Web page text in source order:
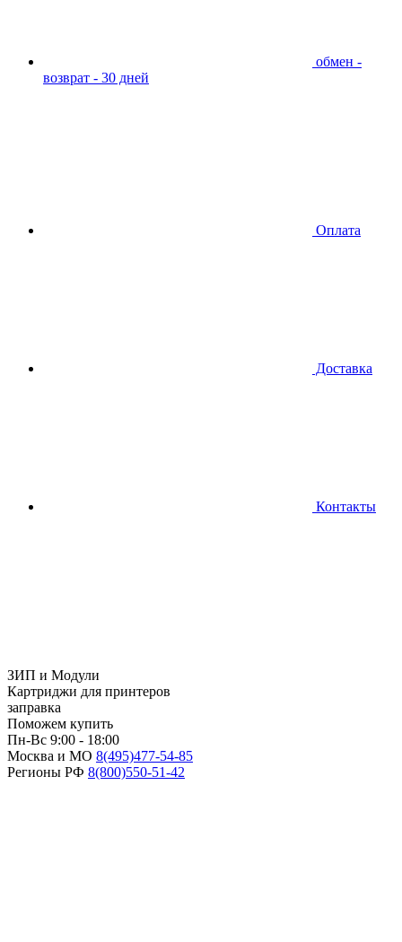
обмен -
возврат - 30 дней
Оплата
Доставка
Контакты
ЗИП и Модули
Картриджи для принтеров
заправка
Поможем купить
Пн-Вс 9:00 - 18:00
Москва и МО 8(495)477-54-85
Регионы РФ 8(800)550-51-42